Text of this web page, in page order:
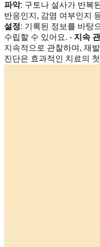
파악: 구토나 설사가 반복
반응인지, 감염 여부인지
설정: 기록된 정보를 바탕
수립할 수 있어요. - 지속
지속적으로 관찰하며, 재
진단은 효과적인 치료의